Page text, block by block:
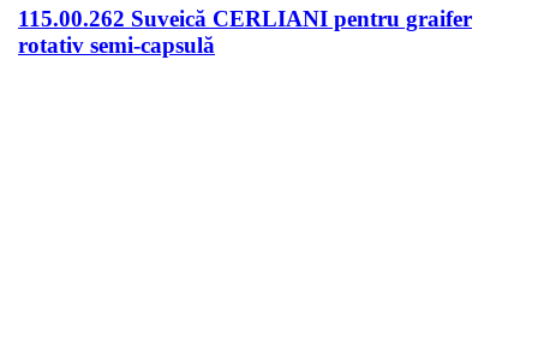
115.00.262 Suveică CERLIANI pentru graifer
rotativ semi-capsulă